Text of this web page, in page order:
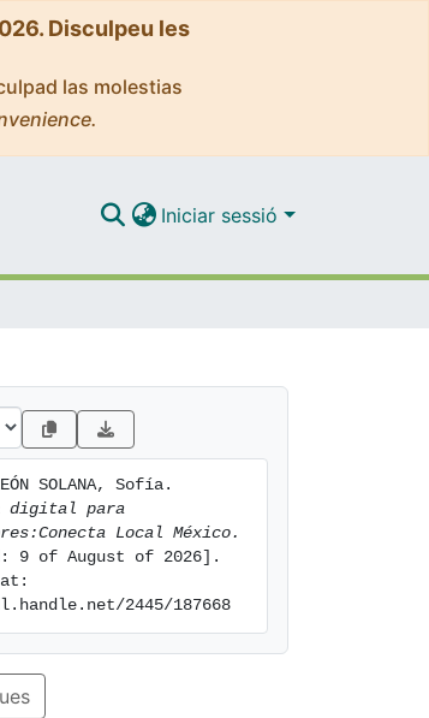
Disculpeu les
las molestias
Iniciar sessió
digital para
Local México.
9 of August of 2026].
2445/187668